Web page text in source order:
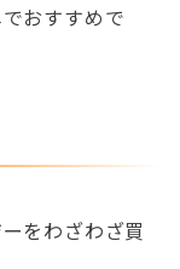
おすすめで
をわざわざ買